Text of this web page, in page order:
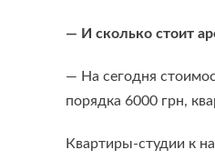
— И сколько стоит
— На сегодня
порядка 6000 грн,
Квартиры-студии к